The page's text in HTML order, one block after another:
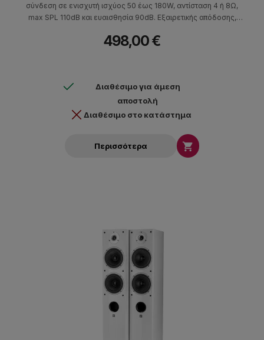
σύνδεση σε ενισχυτή ισχύος 50 έως 180W, αντίσταση 4 ή 8Ω,
max SPL 110dB και ευαισθησία 90dB. Εξαιρετικής απόδοσης,
κινηματογράφου και λάτρεις του ποιοτικού ήχου.
498,00 €
Διαθέσιμο για άμεση
αποστολή
Διαθέσιμο στο κατάστημα
Περισσότερα 